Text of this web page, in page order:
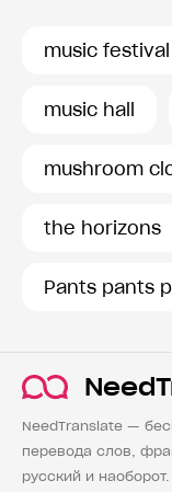
music festival
music hall
mushroom
the horizons
Pants pants
NeedTranslate —
перевода слов,
русский и